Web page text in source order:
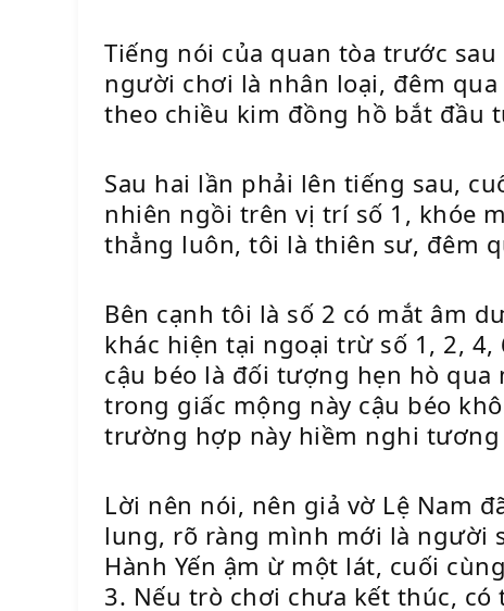
Tiếng nói của quan tòa trước
người chơi là nhân loại, đêm
theo chiều kim đồng hồ bắt đầu
Sau hai lần phải lên tiếng sau,
nhiên ngồi trên vị trí số 1, khóe
thẳng luôn, tôi là thiên sư, đêm
Bên cạnh tôi là số 2 có mắt âm
khác hiện tại ngoại trừ số 1, 2,
cậu béo là đối tượng hẹn hò
trong giấc mộng này cậu béo
trường hợp này hiềm nghi tương
Lời nên nói, nên giả vờ Lệ Nam
lung, rõ ràng mình mới là người
Hành Yến ậm ừ một lát, cuối
3. Nếu trò chơi chưa kết thúc,